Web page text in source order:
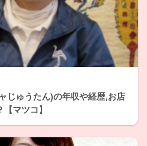
じゅうたん)の年収や経歴,お店
マツコ】